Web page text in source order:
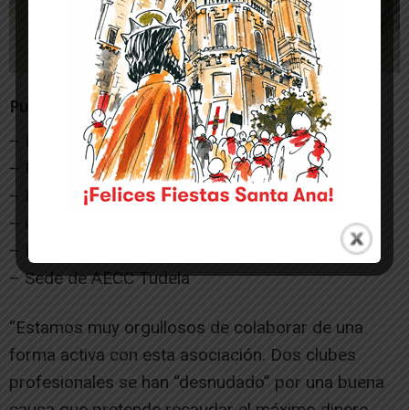
Puntos de Venta
– Bar Eva III
– Fruterías Jomer
– Librería Castilla
– Centro Médico La Ribera
– Estadio Ciudad de Tudela
– Sede de AECC Tudela
“Estamos muy orgullosos de colaborar de una
forma activa con esta asociación. Dos clubes
profesionales se han “desnudado” por una buena